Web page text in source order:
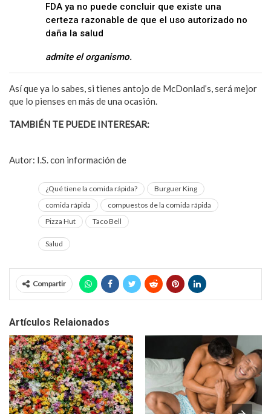
FDA ya no puede concluir que existe una
certeza razonable de que el uso autorizado no
daña la salud
admite el organismo.
Así que ya lo sabes, si tienes antojo de McDonlad’s, será mejor
que lo pienses en más de una ocasión.
TAMBIÉN TE PUEDE INTERESAR:
Autor: I.S. con información de
¿Qué tiene la comida rápida?
Burguer King
comida rápida
compuestos de la comida rápida
Pizza Hut
Taco Bell
Salud
Compartir
Artículos Relaionados